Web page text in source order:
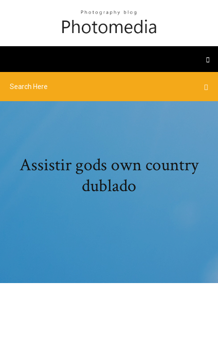
Assistir gods own country
dublado